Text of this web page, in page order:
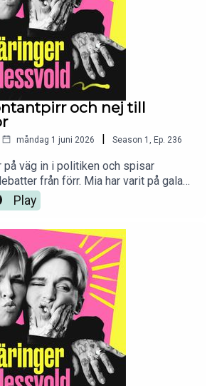
Mikael Solkulle
och nej till
måndag 1 juni 2026 | Season 1 , Ep. 236
på väg in i politiken och spisar
från förr. Mia har varit på gala
på Dramatens balkong. Mors dag
och luftpresenter döms ut. 20 dgr
i Kroatien och vissa i gruppen
fötterna pga av fåfänga.Medverkande:
& Hampus NessvoldProducent:
Mikael Solkulle &
Play